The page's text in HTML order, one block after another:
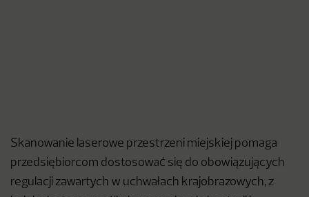
Skanowanie laserowe przestrzeni miejskiej pomaga
przedsiębiorcom dostosować się do obowiązujących
regulacji zawartych w uchwałach krajobrazowych, z